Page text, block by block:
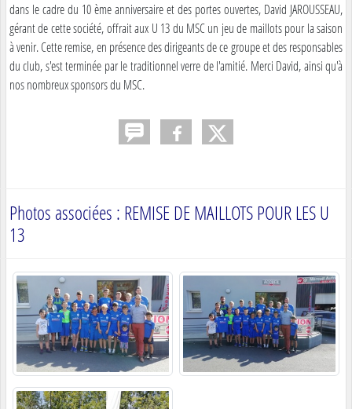
dans le cadre du 10 ème anniversaire et des portes ouvertes, David JAROUSSEAU,
gérant de cette société, offrait aux U 13 du MSC un jeu de maillots pour la saison
à venir. Cette remise, en présence des dirigeants de ce groupe et des responsables
du club, s'est terminée par le traditionnel verre de l'amitié. Merci David, ainsi qu'à
nos nombreux sponsors du MSC.
Photos associées : REMISE DE MAILLOTS POUR LES U
13